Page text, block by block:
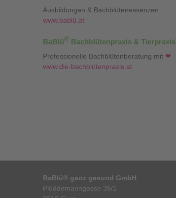
Ausbildungen & Bachblütenessenzen
www.bablü.at
BaBlü® Bachblütenpraxis & Tierpraxis
Professionelle Bachblütenberatung mit ❤
www.die-bachblütenpraxis.at
BaBlü® ganz gesund GmbH
Plüddemanngasse 39/1